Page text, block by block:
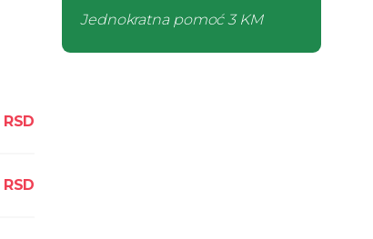
RSD
RSD
Jednokratna pomoć3 KM